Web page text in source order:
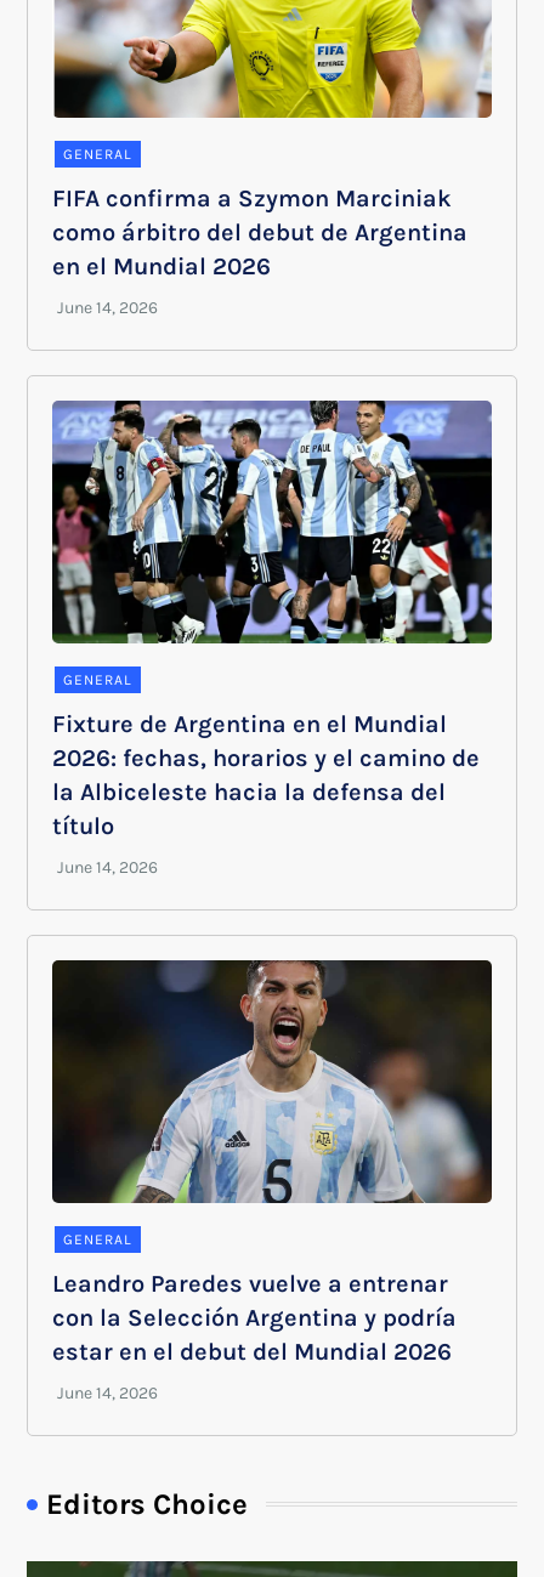
GENERAL
FIFA confirma a Szymon Marciniak
como árbitro del debut de Argentina
en el Mundial 2026
GENERAL
Fixture de Argentina en el Mundial
2026: fechas, horarios y el camino de
la Albiceleste hacia la defensa del
título
GENERAL
Leandro Paredes vuelve a entrenar
con la Selección Argentina y podría
estar en el debut del Mundial 2026
Editors Choice